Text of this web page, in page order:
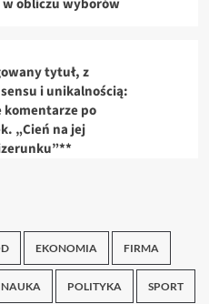
tytuł, z
i unikalnością:
po
„Cień na jej
EKONOMIA FIRMA
NAUKA POLITYKA SPORT